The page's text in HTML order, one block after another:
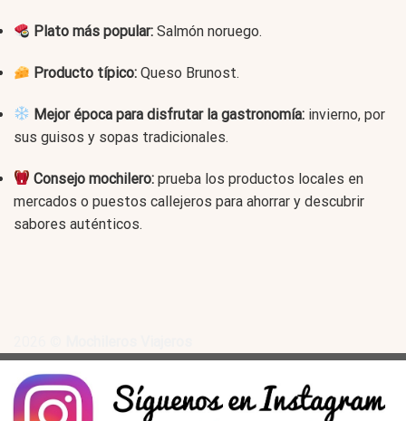
Plato más popular: Salmón noruego.
Producto típico: Queso Brunost.
Mejor época para disfrutar la gastronomía: invierno, por
sus guisos y sopas tradicionales.
Consejo mochilero: prueba los productos locales en
mercados o puestos callejeros para ahorrar y descubrir
sabores auténticos.